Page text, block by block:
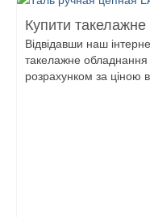
Купити
Відвідавши наш
такелажне обладнання
розрахунком за ціною